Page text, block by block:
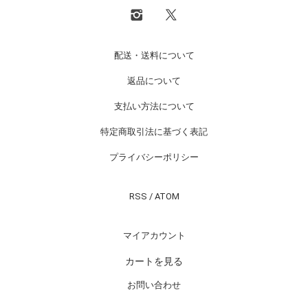
配送・送料について
返品について
支払い方法について
特定商取引法に基づく表記
プライバシーポリシー
RSS / ATOM
マイアカウント
カートを見る
お問い合わせ